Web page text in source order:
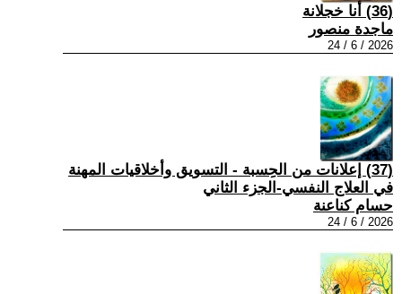
(36) أنا خجلانة
ماجدة منصور
2026 / 6 / 24
(37) إعلانات من الحِسبة - التسويق وأخلاقيات المهنة
في العلاج النفسي-الجزء الثاني
حسام كناعنة
2026 / 6 / 24